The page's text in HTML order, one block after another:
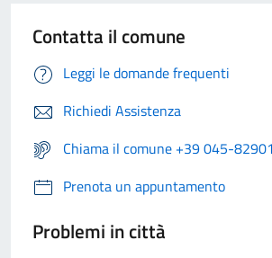
Contatta il comune
Leggi le domande frequenti
Richiedi Assistenza
Chiama il comune +39 045-
Prenota un appuntamento
Problemi in città